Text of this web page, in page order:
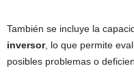
También se incluye la
inversor, lo que permite
posibles problemas o